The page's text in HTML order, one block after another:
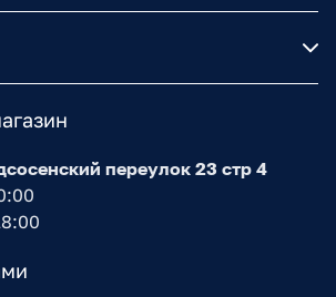
переулок 23 стр 4